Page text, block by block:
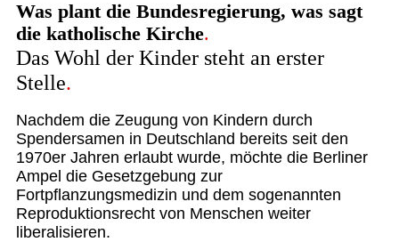
Was plant die Bundesregierung, was sagt
die katholische Kirche
Das Wohl der Kinder steht an erster
Stelle
Nachdem die Zeugung von Kindern durch
Spendersamen in Deutschland bereits seit den
1970er Jahren erlaubt wurde, möchte die Berliner
Ampel die Gesetzgebung zur
Fortpflanzungsmedizin und dem sogenannten
Reproduktionsrecht von Menschen weiter
liberalisieren.